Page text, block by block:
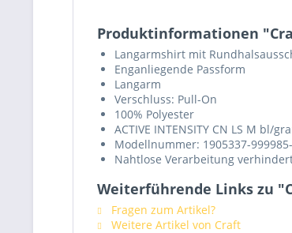
Produktinformationen
Langarmshirt mit
Enganliegende Passform
Langarm
Verschluss: Pull-On
100% Polyester
ACTIVE INTENSITY CN LS M bl/
Modellnummer: 1905337-
Nahtlose Verarbeitung
Weiterführende Links zu
Fragen zum Artikel?
Weitere Artikel von Craft